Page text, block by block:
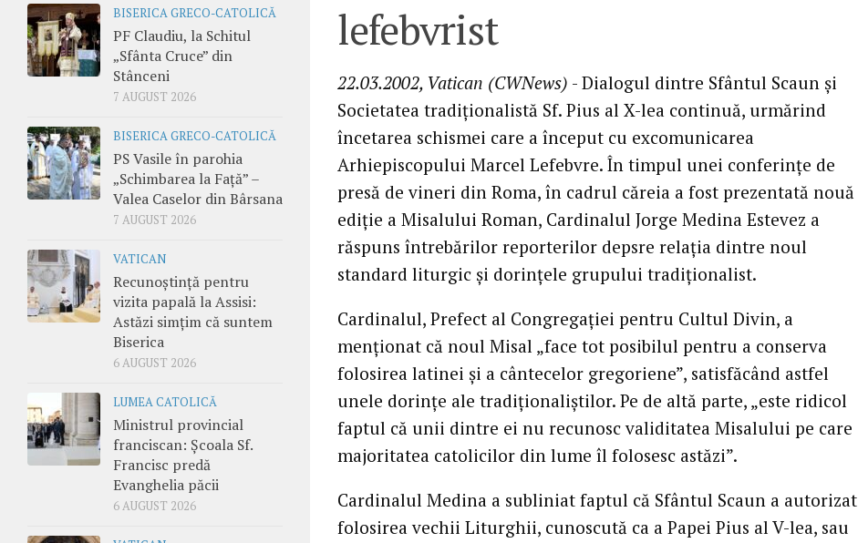
lefebvrist
22.03.2002, Vatican (CWNews) - Dialogul dintre Sfântul Scaun şi
Societatea tradiţionalistă Sf. Pius al X-lea continuă, urmărind
încetarea schismei care a început cu excomunicarea
Arhiepiscopului Marcel Lefebvre. În timpul unei conferinţe de
presă de vineri din Roma, în cadrul căreia a fost prezentată nouă
ediţie a Misalului Roman, Cardinalul Jorge Medina Estevez a
răspuns întrebărilor reporterilor depsre relaţia dintre noul
standard liturgic şi dorinţele grupului tradiţionalist.
Cardinalul, Prefect al Congregaţiei pentru Cultul Divin, a
menţionat că noul Misal „face tot posibilul pentru a conserva
folosirea latinei şi a cântecelor gregoriene”, satisfăcând astfel
unele dorinţe ale tradiţionaliştilor. Pe de altă parte, „este ridicol
faptul că unii dintre ei nu recunosc validitatea Misalului pe care
majoritatea catolicilor din lume îl folosesc astăzi”.
Cardinalul Medina a subliniat faptul că Sfântul Scaun a autorizat
folosirea vechii Liturghii, cunoscută ca a Papei Pius al V-lea, sau
BISERICA GRECO-CATOLICĂ
PF Claudiu, la Schitul
„Sfânta Cruce” din
Stânceni
7 AUGUST 2026
BISERICA GRECO-CATOLICĂ
PS Vasile în parohia
„Schimbarea la Față” –
Valea Caselor din Bârsana
7 AUGUST 2026
VATICAN
Recunoștință pentru
vizita papală la Assisi:
Astăzi simțim că suntem
Biserica
6 AUGUST 2026
LUMEA CATOLICĂ
Ministrul provincial
franciscan: Școala Sf.
Francisc predă
Evanghelia păcii
6 AUGUST 2026